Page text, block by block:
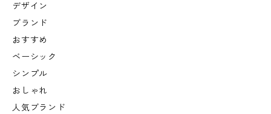
デザイン
ブランド
おすすめ
ベーシック
シンプル
おしゃれ
人気ブランド